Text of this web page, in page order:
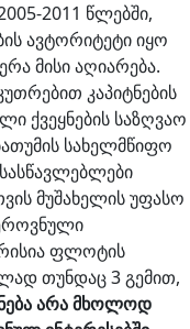
2011 წლებში,
ავტორიტეტი იყო
მისი აღიარება.
კაპიტნების
ქვეყნების საზღვაო
სახელმწიფო
მუშახელის უფასო
ფლოტის
თუნდაც 3 გემით,
არა მხოლოდ